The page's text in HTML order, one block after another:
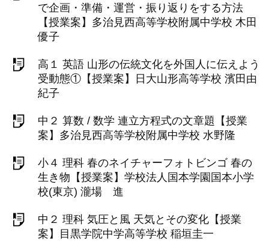
で企画・準備・運営・振り返りをする方法
【授業案】多治見西高等学校附属中学校 木田
優子
高１ 英語 山形の伝統文化を外国人に伝えよう
受動態①【授業案】日大山形高等学校 濱田由
紀子
中２ 算数 / 数学 連立方程式の文章題【授業
案】多治見西高等学校附属中学校 水野隆
小４ 理科 春のネイチャーフォトビンゴ 春の
生き物【授業案】学校法人国本学園国本小学
校(東京) 瀧場 進
中２ 理科 気圧と風 天気とその変化【授業
案】目黒学院中学高等学校 稲垣圭一